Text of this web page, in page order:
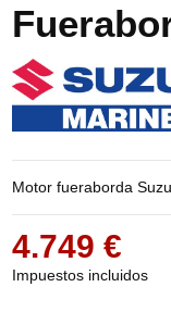
Motor fueraborda
4.749 €
Impuestos incluidos